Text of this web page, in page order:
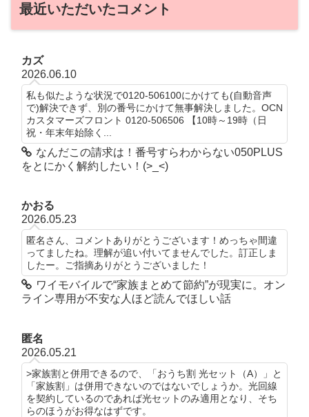
最近いただいたコメント
カズ
2026.06.10
私も似たような状況で0120-506100にかけても(自動音声
で)解決できず、別の番号にかけて無事解決しました。OCN
カスタマーズフロント 0120-506506 【10時～19時（日
祝・年末年始除く...
なんだこの請求は！番号すらわからない050PLUS
をとにかく解約したい！(>_<)
かおる
2026.05.23
匿名さん、コメントありがとうございます！めっちゃ間違
ってましたね。理解が追い付いてませんでした。訂正しま
したー。ご指摘ありがとうございました！
ワイモバイルで“家族まとめて節約”が現実に。オン
ライン専用が不安な人ほど読んでほしい話
匿名
2026.05.21
>家族割と併用できるので、「おうち割 光セット（A）」と
「家族割」は併用できないのではないでしょうか。光回線
を契約しているのであれば光セットのみ適用となり、そち
らのほうがお得なはずです。